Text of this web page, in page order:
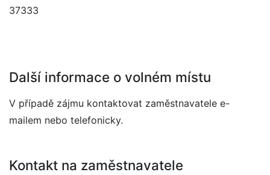
37333
Další informace o volném místu
V případě zájmu kontaktovat zaměstnavatele e-
mailem nebo telefonicky.
Kontakt na zaměstnavatele